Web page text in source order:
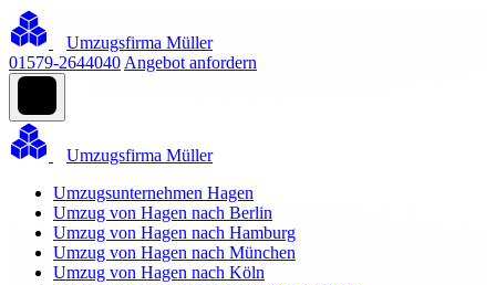
Umzugsfirma Müller
01579-2644040 Angebot anfordern
Umzugsfirma Müller
Umzugsunternehmen Hagen
Umzug von Hagen nach Berlin
Umzug von Hagen nach Hamburg
Umzug von Hagen nach München
Umzug von Hagen nach Köln